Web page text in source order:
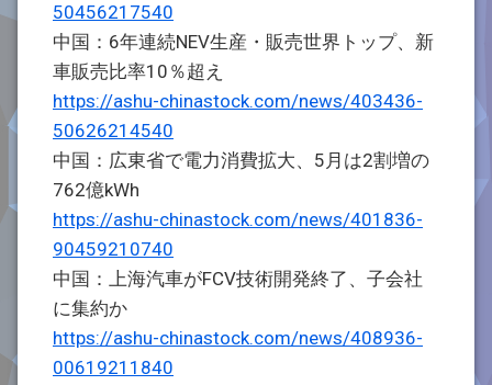
50456217540
中国：6年連続NEV生産・販売世界トップ、新
車販売比率10％超え
https://ashu-chinastock.com/news/403436-
50626214540
中国：広東省で電力消費拡大、5月は2割増の
762億kWh
https://ashu-chinastock.com/news/401836-
90459210740
中国：上海汽車がFCV技術開発終了、子会社
に集約か
https://ashu-chinastock.com/news/408936-
00619211840